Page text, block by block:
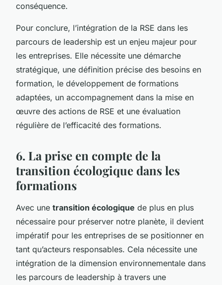
conséquence.
Pour conclure, l’intégration de la RSE dans les
parcours de leadership est un enjeu majeur pour
les entreprises. Elle nécessite une démarche
stratégique, une définition précise des besoins en
formation, le développement de formations
adaptées, un accompagnement dans la mise en
œuvre des actions de RSE et une évaluation
régulière de l’efficacité des formations.
6. La prise en compte de la
transition écologique dans les
formations
Avec une transition écologique de plus en plus
nécessaire pour préserver notre planète, il devient
impératif pour les entreprises de se positionner en
tant qu’acteurs responsables. Cela nécessite une
intégration de la dimension environnementale dans
les parcours de leadership à travers une